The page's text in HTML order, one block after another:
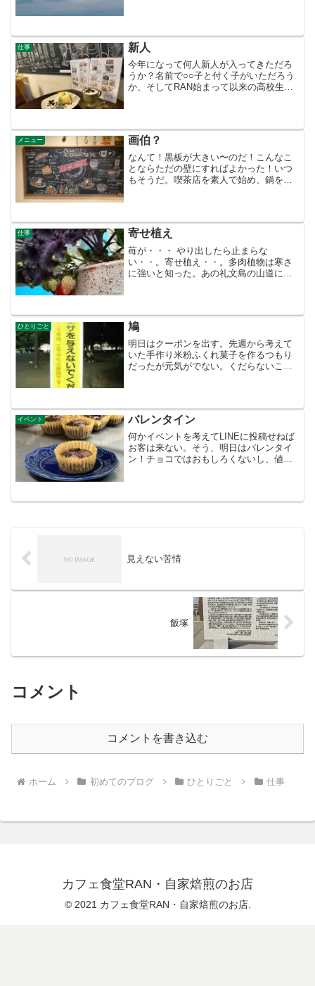
途中喫茶で食事すると...
仕事 新人
今年になって何人新人が入ってきただろ
うか？名前で○○子と付く子がいただろう
か、そしてRAN始まって以来の高校生が
分より年下の子達が入...
メニュー 画伯？
なんて！黒板が大きい〜のだ！こんなこ
とならただの壁にすればよかった！いつ
もそうだ。喫茶店を素人で始め、鍋を振
歌しか歌わないから辞めさ...
仕事 寄せ植え
苺が・・・ やり出したら止まらな
い・・。寄せ植え・・。多肉植物は寒さ
に強いと知った。あの礼文島の山道に生
なへったていなかった。
ひとりごと 鳩
明日はクーポンを出す。先週から考えて
いた手作り米粉ふくれ菓子を作るつもり
だったが元気がでない。くだらないこと
周りには食い逃げ鳩ばかり...
イベント バレンタイン
何かイベントを考えてLINEに投稿せねば
お客は来ない。そう、明日はバレンタイ
ン！チョコではおもしろくないし、値段
変だった。明日は人気のコ...
見えない苦情
飯塚
コメント
コメントを書き込む
ホーム 初めてのブログ ひとりごと 仕事
カフェ食堂RAN・自家焙煎のお店
© 2021 カフェ食堂RAN・自家焙煎のお店.